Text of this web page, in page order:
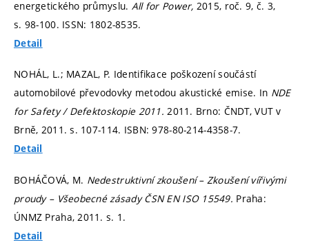
energetického průmyslu. All for Power, 2015, roč. 9, č. 3,
s. 98-100. ISSN: 1802-8535.
Detail
NOHÁL, L.; MAZAL, P. Identifikace poškození součástí
automobilové převodovky metodou akustické emise. In NDE
for Safety / Defektoskopie 2011.2011. Brno: ČNDT, VUT v
Brně, 2011.s. 107-114. ISBN: 978-80-214-4358-7.
Detail
BOHÁČOVÁ, M. Nedestruktivní zkoušení – Zkoušení vířivými
proudy – Všeobecné zásady ČSN EN ISO 15549. Praha:
ÚNMZ Praha, 2011.s. 1.
Detail